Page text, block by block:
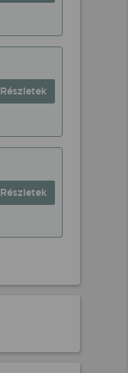
Részletek
Részletek